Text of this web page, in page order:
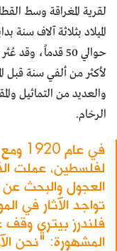
لقرية المغراقة وسط
الميلاد بثلاثة آلاف
حوالي 50
والعديد من التماثيل
الرخام.
في
لفلسطين، عملت
العجول والبحث عن
تواجد الآثار في
فلندرز بيتري وقف
المشهورة: "نحن